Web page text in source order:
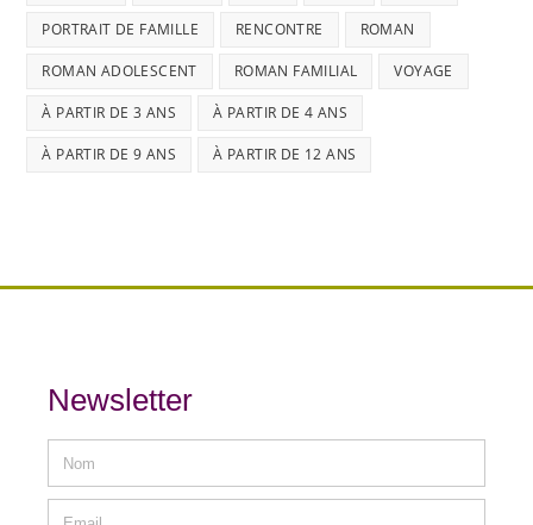
PORTRAIT DE FAMILLE RENCONTRE ROMAN
ROMAN ADOLESCENT ROMAN FAMILIAL VOYAGE
À PARTIR DE 3 ANS À PARTIR DE 4 ANS
À PARTIR DE 9 ANS À PARTIR DE 12 ANS
Newsletter